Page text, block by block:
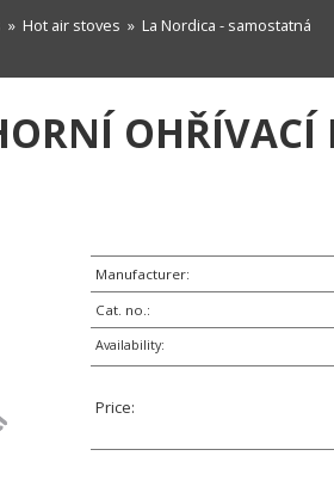
» Hot air stoves » La Nordica - samostatná
OHŘÍVACÍ
Manufacturer:
Cat. no.:
Availability:
Price: